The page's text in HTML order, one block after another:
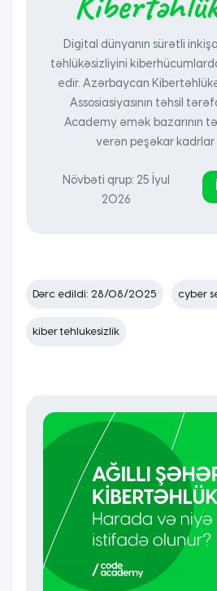
Digital dünyanın sürətli
təhlükəsizliyini
edir. Azərbaycan
Assosiasiyasının təhsil
Academy əmək bazarının
verən peşəkar kadrlar
Növbəti qrup: 25 İyul
2026
Dərc edildi: 28/08/2025 cyber
kiber tehlukesizlik